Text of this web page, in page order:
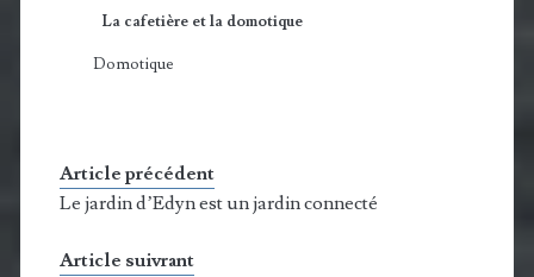
La cafetière et la domotique
Domotique
Article précédent
Le jardin d’Edyn est un jardin connecté
Article suivrant